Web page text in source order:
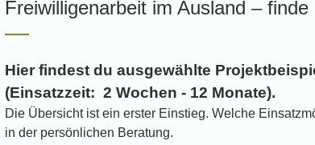
Freiwilligenarbeit im Ausland –
Hier findest du ausgewählte
(Einsatzzeit: 2 Wochen - 12 Monate).
Die Übersicht ist ein erster Einstieg. Welche
in der persönlichen Beratung.